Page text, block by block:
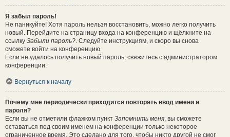
Я забыл пароль!
Не паникуйте! Хотя пароль нельзя восстановить, можно легко получить
новый. Перейдите на страницу входа на конференцию и щёлкните на
ссылку Забыли пароль?. Следуйте инструкциям, и скоро вы снова
сможете войти на конференцию.
Если не удалось получить новый пароль, свяжитесь с администратором
конференции.
Вернуться к началу
Почему мне периодически приходится повторять ввод имени и
пароля?
Если вы не отметили флажком пункт Запомнить меня, вы сможете
оставаться под своим именем на конференции только некоторое
ограниченное время. Это сделано для того, чтобы никто другой не смог